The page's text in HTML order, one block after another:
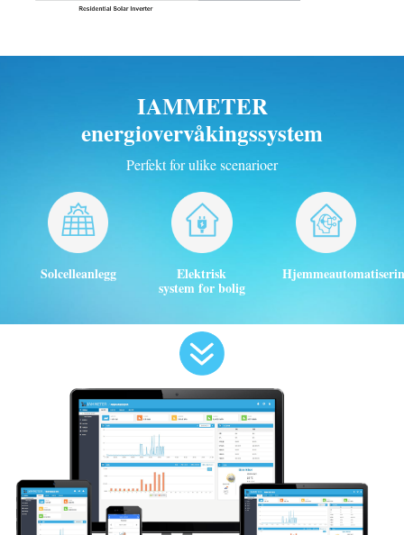
IAMMETER
energiovervåkingssystem
Perfekt for ulike scenarioer
Solcelleanlegg Elektrisk
system for bolig